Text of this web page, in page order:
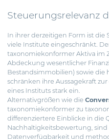
Steuerungsrelevanz
In ihrer derzeitigen Form ist die
viele Institute eingeschränkt.
taxonomiekonformer Aktiva im
Abdeckung wesentlicher
Bestandsimmobilien) sowie die
schränken ihre Aussagekraft
eines Instituts stark ein.
Alternativgrößen wie die
taxonomiekonformer zu
differenziertere Einblicke in die
Nachhaltigkeitsbewertung, sind
Datenverfügbarkeit und